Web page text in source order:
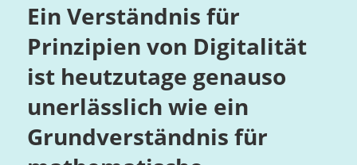
Ein Verständnis für
Prinzipien von Digitalität
ist heutzutage genauso
unerlässlich wie ein
Grundverständnis für